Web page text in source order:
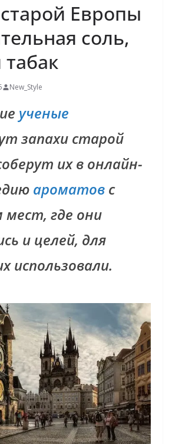
Европы
соль,
New_Style
ученые
запахи старой
их в онлайн-
ароматов с
мест, где они
и целей, для
использовали.